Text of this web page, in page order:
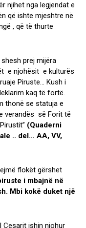
njihet nga legjendat e
që ishte mjeshtre në
, që të thurte
prej mijëra
e njohësit e kulturës
Piruste… Kush i
kaq të fortë.
thonë se statuja e
verandës së Forit të
(Quaderni
.. del… AA, VV,
flokët gërshet
i mbajnë në
Mbi kokë duket një
Cesarit ishin njohur